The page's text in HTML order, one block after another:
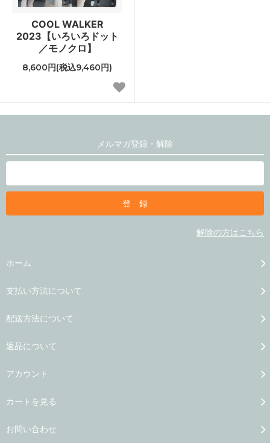
COOL WALKER
2023【いろいろドット
／モノクロ】
8,600円(税込9,460円)
メルマガ登録・解除
解除の方はこちら
ホーム
支払い方法について
配送方法について
返品について
アカウント
カートを見る
お問い合わせ